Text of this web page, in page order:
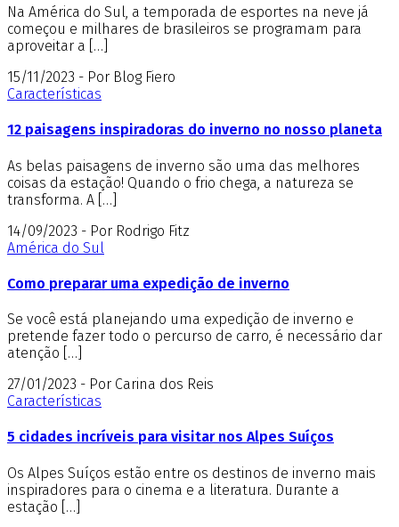
Na América do Sul, a temporada de esportes na neve já
começou e milhares de brasileiros se programam para
aproveitar a […]
15/11/2023 - Por Blog Fiero
Características
12 paisagens inspiradoras do inverno no nosso planeta
As belas paisagens de inverno são uma das melhores
coisas da estação! Quando o frio chega, a natureza se
transforma. A […]
14/09/2023 - Por Rodrigo Fitz
América do Sul
Como preparar uma expedição de inverno
Se você está planejando uma expedição de inverno e
pretende fazer todo o percurso de carro, é necessário dar
atenção […]
27/01/2023 - Por Carina dos Reis
Características
5 cidades incríveis para visitar nos Alpes Suíços
Os Alpes Suíços estão entre os destinos de inverno mais
inspiradores para o cinema e a literatura. Durante a
estação […]